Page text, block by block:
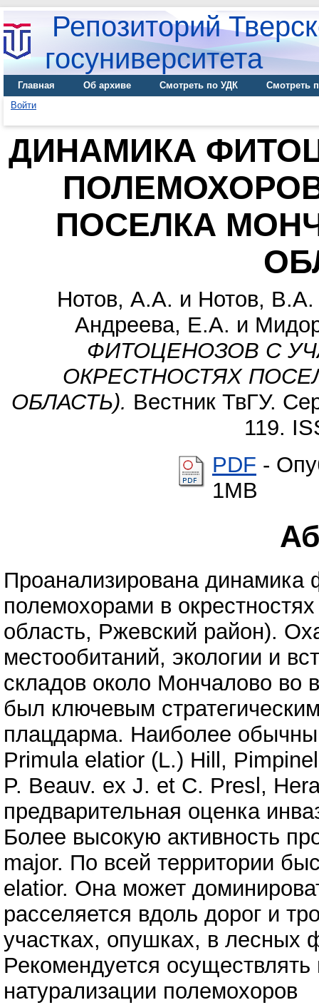
Репозиторий
госуниверситета
Главная Об архиве Смотреть по УДК
Смотреть
Войти
ДИНАМИКА
ПОСЕЛКА
Нотов, А.А. и Нотов, В.А.
Андреева, Е.А. и
ФИТОЦЕНОЗОВ С
ОКРЕСТНОСТЯХ
ОБЛАСТЬ). Вестник ТвГУ.
119.
PDF -
1MB
Проанализирована динамика
полемохорами в
область, Ржевский район).
местообитаний, экологии и
складов около Мончалово во
был ключевым
плацдарма. Наиболее
Primula elatior (L.) Hill,
P. Beauv. ex J. et C. Presl,
предварительная оценка
Более высокую активность
major. По всей территории
elatior. Она может
расселяется вдоль дорог и
участках, опушках, в лесных
Рекомендуется
натурализации полемохоров